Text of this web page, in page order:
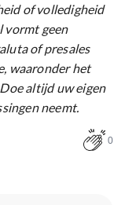
of volledigheid
vormt geen
of presales
waaronder het
altijd uw eigen
neemt.
0